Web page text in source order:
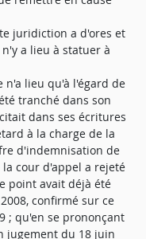
juridiction a d'ores et
a lieu à statuer à
n'a lieu qu'à l'égard de
tranché dans son
dans ses écritures
à la charge de la
d'indemnisation de
cour d'appel a rejeté
point avait déjà été
confirmé sur ce
; qu'en se prononçant
jugement du 18 juin